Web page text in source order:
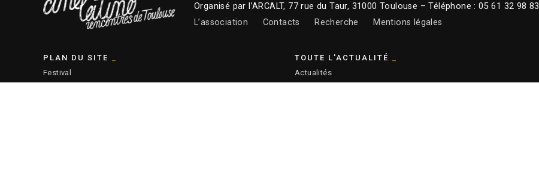
Organisé par l’ARCALT, 77 rue du Taur, 31000 Toulouse – Téléphone : 05 61 32 98 83
L’association
Contacts Recherche Mentions légales
PLAN DU SITE
Festival
TOUTE L'ACTUALITÉ
Actualités